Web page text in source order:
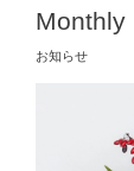
Monthly
お知らせ